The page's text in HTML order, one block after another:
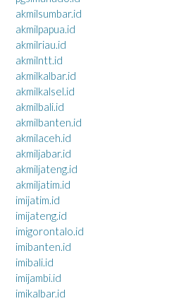
akmilsumbar.id
akmilpapua.id
akmilriau.id
akmilntt.id
akmilkalbar.id
akmilkalsel.id
akmilbali.id
akmilbanten.id
akmilaceh.id
akmiljabar.id
akmiljateng.id
akmiljatim.id
imijatim.id
imijateng.id
imigorontalo.id
imibanten.id
imibali.id
imijambi.id
imikalbar.id